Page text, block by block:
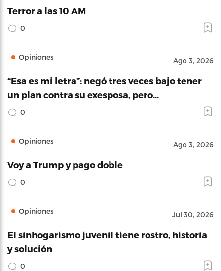
Terror a las 10 AM
0
Opiniones Ago 3, 2026
“Esa es mi letra”: negó tres veces bajo tener
un plan contra su exesposa, pero…
0
Opiniones Ago 3, 2026
Voy a Trump y pago doble
0
Opiniones Jul 30, 2026
El sinhogarismo juvenil tiene rostro, historia
y solución
0